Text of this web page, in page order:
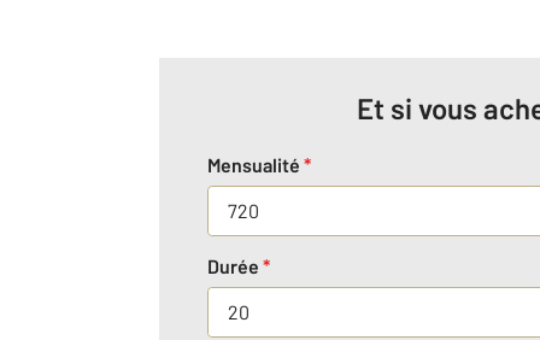
Et si vous
Mensualité *
Durée *